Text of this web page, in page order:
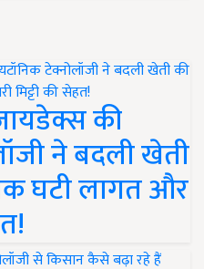
की
ने बदली खेती
घटी लागत और